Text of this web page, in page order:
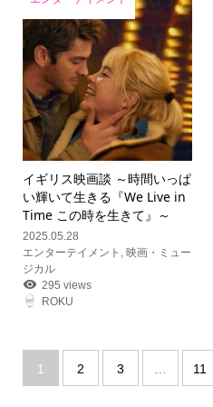
イギリス映画談 ～時間いっぱ
い輝いて生きる『We Live in
Time この時を生きて』～
2025.05.28
エンターテイメント , 映画・ミュー
ジカル
295 views
ROKU
1 2 3 … 11